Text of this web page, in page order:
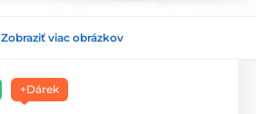
Zobraziť viac obrázkov
+Dárek